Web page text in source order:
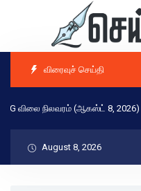
விரைவுச் செய்தி
நிலவரம் (ஆகஸ்ட் 8, 2026)
August 8, 2026